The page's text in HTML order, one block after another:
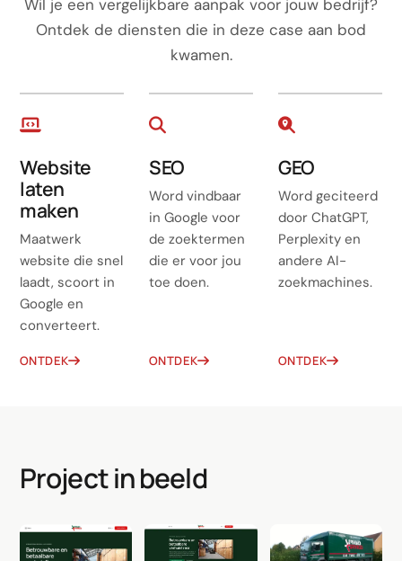
Wil je een vergelijkbare aanpak voor jouw bedrijf?
Ontdek de diensten die in deze case aan bod
kwamen.
Website
laten
maken
Maatwerk
website die snel
laadt, scoort in
Google en
converteert.
ONTDEK
SEO
Word vindbaar
in Google voor
de zoektermen
die er voor jou
toe doen.
ONTDEK
GEO
Word geciteerd
door ChatGPT,
Perplexity en
andere AI-
zoekmachines.
ONTDEK
Project in beeld